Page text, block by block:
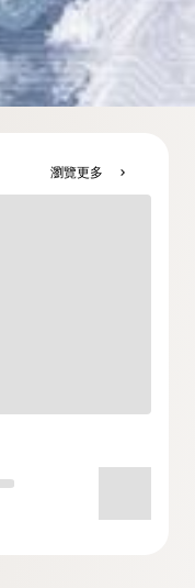
瀏覽更多 chevron_right